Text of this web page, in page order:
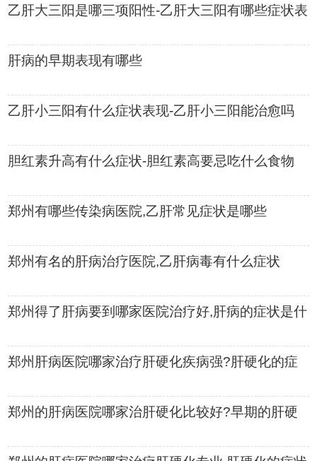
乙肝大三阳是哪三项阳性-乙肝大三阳有哪些症状表
现
肝病的早期表现有哪些
乙肝小三阳有什么症状表现-乙肝小三阳能治愈吗
胆红素升高有什么症状-胆红素高要忌吃什么食物
郑州有哪些传染病医院,乙肝常见症状是哪些
郑州有名的肝病治疗医院,乙肝病毒有什么症状
郑州得了肝病要到哪家医院治疗好,肝病的症状是什
么
郑州肝病医院哪家治疗肝硬化疾病强?肝硬化的症
状有哪些
郑州的肝病医院哪家治肝硬化比较好?早期的肝硬
化有什么症状表现